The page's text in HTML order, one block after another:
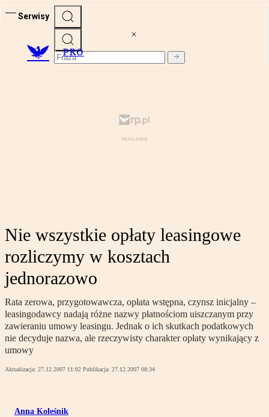
Serwisy
PRO
Nie wszystkie opłaty leasingowe
rozliczymy w kosztach
jednorazowo
Rata zerowa, przygotowawcza, opłata wstępna, czynsz inicjalny –
leasingodawcy nadają różne nazwy płatnościom uiszczanym przy
zawieraniu umowy leasingu. Jednak o ich skutkach podatkowych
nie decyduje nazwa, ale rzeczywisty charakter opłaty wynikający z
umowy
Aktualizacja: 27.12.2007 11:02 Publikacja: 27.12.2007 08:34
Anna Koleśnik